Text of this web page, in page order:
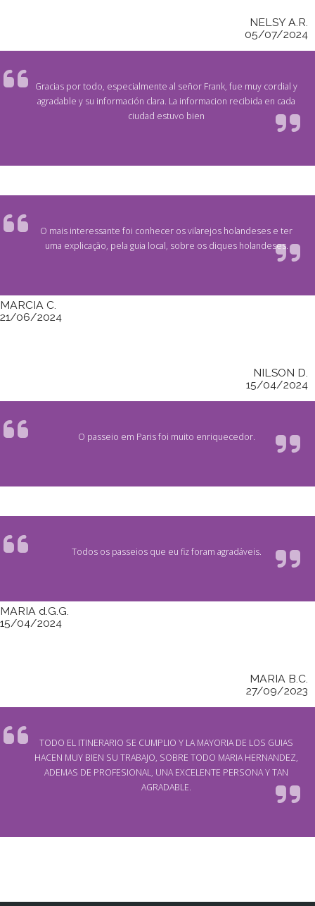
NELSY A.R.
05/07/2024
Gracias por todo, especialmente al señor Frank, fue muy cordial y
agradable y su información clara. La informacion recibida en cada
ciudad estuvo bien
O mais interessante foi conhecer os vilarejos holandeses e ter
uma explicação, pela guia local, sobre os diques holandeses.
MARCIA C.
21/06/2024
NILSON D.
15/04/2024
O passeio em Paris foi muito enriquecedor.
Todos os passeios que eu fiz foram agradáveis.
MARIA d.G.G.
15/04/2024
MARIA B.C.
27/09/2023
TODO EL ITINERARIO SE CUMPLIO Y LA MAYORIA DE LOS GUIAS
HACEN MUY BIEN SU TRABAJO, SOBRE TODO MARIA HERNANDEZ,
ADEMAS DE PROFESIONAL, UNA EXCELENTE PERSONA Y TAN
AGRADABLE.